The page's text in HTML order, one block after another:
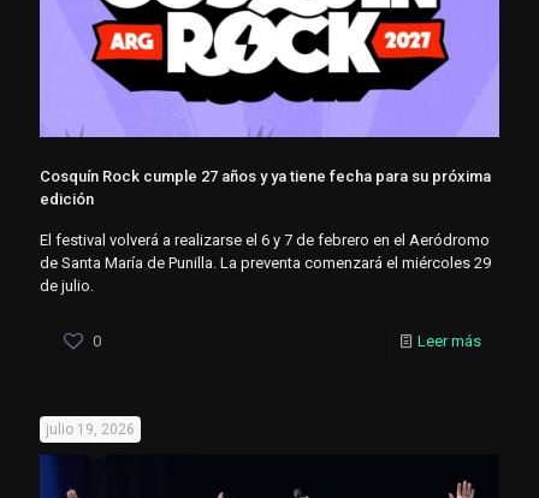
Cosquín Rock cumple 27 años y ya tiene fecha para su próxima
edición
El festival volverá a realizarse el 6 y 7 de febrero en el Aeródromo
de Santa María de Punilla. La preventa comenzará el miércoles 29
de julio.
0 Leer más
julio 19, 2026